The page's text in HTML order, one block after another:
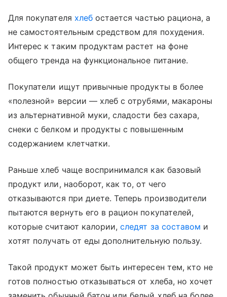
Для покупателя хлебостается частью рациона, а
не самостоятельным средством для похудения.
Интерес к таким продуктам растет на фоне
общего тренда на функциональное питание.
Покупатели ищут привычные продукты в более
«полезной» версии — хлеб с отрубями, макароны
из альтернативной муки, сладости без сахара,
снеки с белком и продукты с повышенным
содержанием клетчатки.
Раньше хлеб чаще воспринимался как базовый
продукт или, наоборот, как то, от чего
отказываются при диете. Теперь производители
пытаются вернуть его в рацион покупателей,
которые считают калории,следят за составом и
хотят получать от еды дополнительную пользу.
Такой продукт может быть интересен тем, кто не
готов полностью отказываться от хлеба, но хочет